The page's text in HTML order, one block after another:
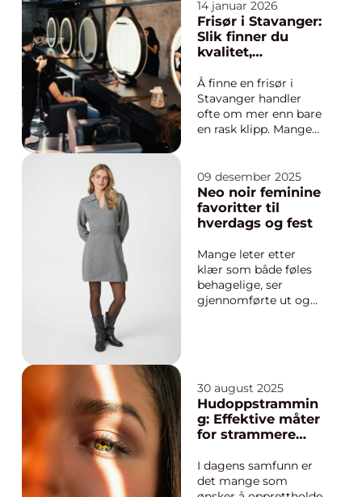
kravene i lovverket.
Målet er å redusere
ulykker, hindre skader
på utstyr og...
14 januar 2026
Frisør i Stavanger:
Slik finner du
kvalitet,
gode opplevelser
Å finne en frisør i
Stavanger handler
ofte om mer enn bare
en rask klipp. Mange
hverdagen, livsstilen
og personligheten
bak håret. En salong
som kombinerer
pr...
09 desember 2025
Neo noir feminine
favoritter til
hverdags og fest
Mange leter etter
klær som både føles
behagelige, ser
gjennomførte ut og
kombinerer myke
kvaliteter, rene snitt
og delikate farger på
en måte som gjør ga...
30 august 2025
Hudoppstrammin
g: Effektive måter
for strammere
I dagens samfunn er
det mange som